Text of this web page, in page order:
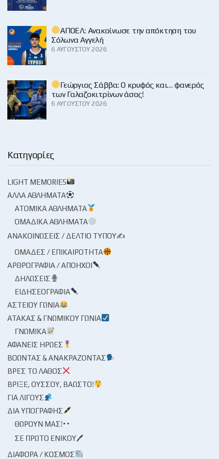
ΑΠΟΕΛ: Ανακοίνωσε την απόκτηση του
Σόλωνα Αγγελή
6 ΑΥΓΟΎΣΤΟΥ 2026
Γεώργιος Σάββα: Ο κρυφός και… φανερός
των Γαλαζοκιτρίνων άσος!
6 ΑΥΓΟΎΣΤΟΥ 2026
Κατηγορίες
LIGHT MEMORIES
ΆΛΛΑ ΑΘΛΉΜΑΤΑ
ΑΤΟΜΙΚΆ ΑΘΛΉΜΑΤΑ
ΟΜΑΔΙΚΆ ΑΘΛΉΜΑΤΑ
ΑΝΑΚΟΙΝΏΣΕΙΣ / ΔΕΛΤΊΟ ΤΎΠΟΥ✍
ΟΜΆΔΕΣ / ΕΠΙΚΑΙΡΌΤΗΤΑ
ΑΡΘΡΟΓΡΑΦΊΑ / ΑΠΌΗΧΟΙ
ΔΗΛΏΣΕΙΣ
ΕΙΔΗΣΕΟΓΡΑΦΊΑ
ΑΣΤΕΊΟΥ ΓΩΝΊΑ
ΑΤΆΚΑΣ & ΓΝΩΜΙΚΟΎ ΓΩΝΊΑ
ΓΝΩΜΙΚΆ
ΑΦΑΝΕΊΣ ΉΡΩΕΣ
ΒΟΏΝΤΑΣ & ΑΝΑΚΡΆΖΟΝΤΑΣ
ΒΡΕΣ ΤΟ ΛΆΘΟΣ
ΒΡΊΞΕ, ΟΎΣΣΟΥ, ΒΆΩΣΤΟ!
ΓΙΑ ΛΊΓΟΥΣ
ΔΙΑ ΥΠΟΓΡΑΦΉΣ
ΘΩΡΟΎΝ ΜΑΣ!
ΣΕ ΠΡΏΤΟ ΕΝΙΚΟΎ🖊
ΔΙΆΦΟΡΑ / ΚΌΣΜΟΣ